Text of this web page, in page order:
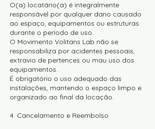
O(a) locatário(a) é integralmente
responsável por qualquer dano causado
ao espaço, equipamentos ou estruturas
durante o período de uso.
O Movimento Volitans Lab não se
responsabiliza por acidentes pessoais,
extravio de pertences ou mau uso dos
equipamentos.
É obrigatório o uso adequado das
instalações, mantendo o espaço limpo e
organizado ao final da locação.
4. Cancelamento e Reembolso